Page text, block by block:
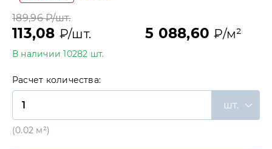
189,96₽/шт.
113,08 ₽/шт. 5 088,60₽/м²
В наличии 10282 шт.
Расчет количества:
шт.
(0.02 м²)